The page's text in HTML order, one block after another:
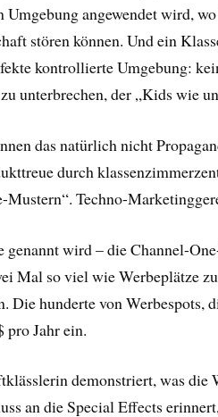
Umgebung angewendet wird,
stören können. Und ein
kontrollierte Umgebung:
unterbrechen, der „Kids wie
das natürlich nicht
durch
Mustern“. Techno-
genannt wird – die Channel-
Mal so viel wie Werbeplätze
Die hunderte von Werbespots,
pro Jahr ein.
demonstriert, was die
an die Special Effects